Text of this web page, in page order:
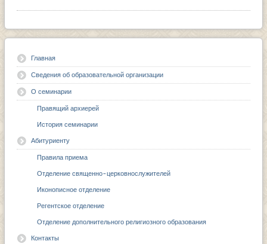
Главная
Сведения об образовательной организации
О семинарии
Правящий архиерей
История семинарии
Абитуриенту
Правила приема
Отделение священно-церковнослужителей
Иконописное отделение
Регентское отделение
Отделение дополнительного религиозного образования
Контакты